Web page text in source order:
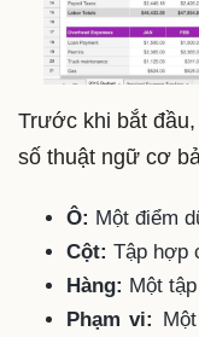
Trước khi bắt
số thuật ngữ cơ
Ô: Một điểm
Cột: Tập hợp
Hàng: Một
Phạm vi: